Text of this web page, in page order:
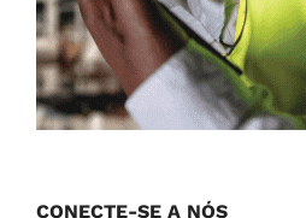
CONECTE-SE A NÓS